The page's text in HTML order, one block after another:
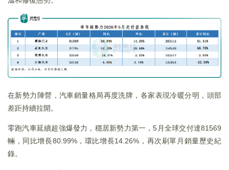
在新勢力陣營，汽車銷量格局再度洗牌，各家表現冷暖分明，頭部
差距持續拉開。
零跑汽車延續超強爆發力，穩居新勢力第一，5月全球交付達81569
輛，同比增長80.99%，環比增長14.26%，再次刷單月銷量歷史紀
錄。